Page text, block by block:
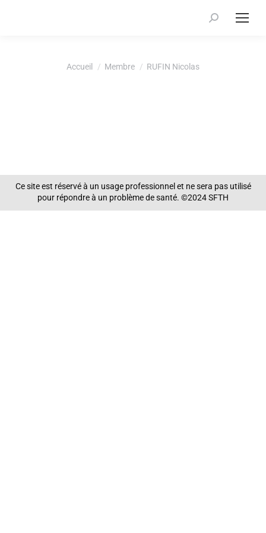
Recherche
Accueil Membre RUFIN Nicolas
Ce site est réservé à un usage professionnel et ne sera pas utilisé
pour répondre à un problème de santé. ©2024 SFTH